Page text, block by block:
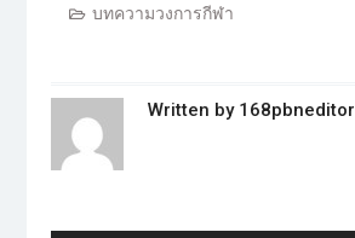
บทความวงการกีฬา
Written by 168pbneditor